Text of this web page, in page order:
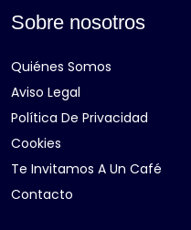
Sobre nosotros
Quiénes Somos
Aviso Legal
Política De Privacidad
Cookies
Te Invitamos A Un Café
Contacto